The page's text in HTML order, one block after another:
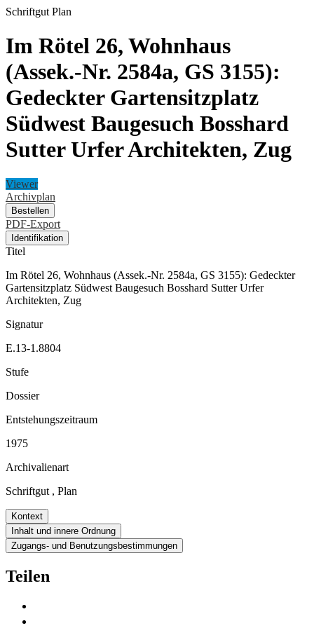
Schriftgut Plan
Im Rötel 26, Wohnhaus
(Assek.-Nr. 2584a, GS 3155):
Gedeckter Gartensitzplatz
Südwest Baugesuch Bosshard
Sutter Urfer Architekten, Zug
Viewer
Archivplan
Bestellen
PDF-Export
Identifikation
Titel
Im Rötel 26, Wohnhaus (Assek.-Nr. 2584a, GS 3155): Gedeckter
Gartensitzplatz Südwest Baugesuch Bosshard Sutter Urfer
Architekten, Zug
Signatur
E.13-1.8804
Stufe
Dossier
Entstehungszeitraum
1975
Archivalienart
Schriftgut , Plan
Kontext
Inhalt und innere Ordnung
Zugangs- und Benutzungsbestimmungen
Teilen